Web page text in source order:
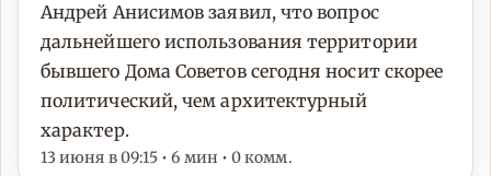
Андрей Анисимов заявил, что вопрос
дальнейшего использования территории
бывшего Дома Советов сегодня носит скорее
политический, чем архитектурный
характер.
13 июня в 09:15 • 6 мин • 0 комм.